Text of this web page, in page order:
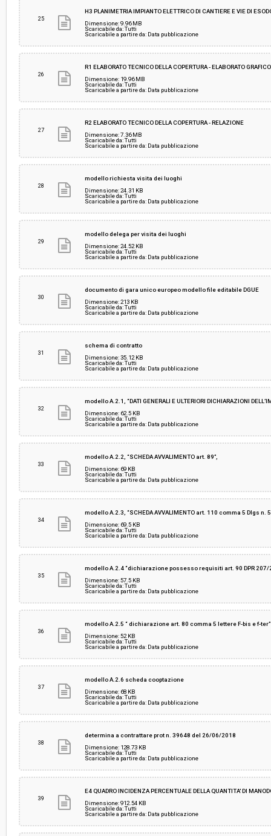
25
H3 PLANIMETRIA IMPIANTO ELETTRICO DI CANTIERE E VIE DI
Dimensione: 9.96 MB
Scaricabile da: Tutti
Scaricabile a partire da: Data pubblicazione
26
R1 ELABORATO TECNICO DELLA COPERTURA - ELABORATO GRAFICO
Dimensione: 19.96 MB
Scaricabile da: Tutti
Scaricabile a partire da: Data pubblicazione
27
R2 ELABORATO TECNICO DELLA COPERTURA - RELAZIONE
Dimensione: 7.36 MB
Scaricabile da: Tutti
Scaricabile a partire da: Data pubblicazione
28
modello richiesta visita dei luoghi
Dimensione: 24.31 KB
Scaricabile da: Tutti
Scaricabile a partire da: Data pubblicazione
29
modello delega per visita dei luoghi
Dimensione: 24.52 KB
Scaricabile da: Tutti
Scaricabile a partire da: Data pubblicazione
30
documento di gara unico europeo modello file editabile DGUE
Dimensione: 213 KB
Scaricabile da: Tutti
Scaricabile a partire da: Data pubblicazione
31
schema di contratto
Dimensione: 35.12 KB
Scaricabile da: Tutti
Scaricabile a partire da: Data pubblicazione
32
modello A.2.1, “DATI GENERALI E ULTERIORI DICHIARAZIONI
Dimensione: 62.5 KB
Scaricabile da: Tutti
Scaricabile a partire da: Data pubblicazione
33
modello A.2.2, “SCHEDA AVVALIMENTO art. 89”,
Dimensione: 69 KB
Scaricabile da: Tutti
Scaricabile a partire da: Data pubblicazione
34
modello A.2.3, “SCHEDA AVVALIMENTO art. 110 comma 5 Dlgs n.
Dimensione: 69.5 KB
Scaricabile da: Tutti
Scaricabile a partire da: Data pubblicazione
35
modello A.2.4 “dichiarazione possesso requisiti art. 90 DPR 207/
Dimensione: 57.5 KB
Scaricabile da: Tutti
Scaricabile a partire da: Data pubblicazione
36
modello A.2.5 “ dichiarazione art. 80 comma 5 lettere F-bis e f-
Dimensione: 52 KB
Scaricabile da: Tutti
Scaricabile a partire da: Data pubblicazione
37
modello A.2.6 scheda cooptazione
Dimensione: 68 KB
Scaricabile da: Tutti
Scaricabile a partire da: Data pubblicazione
38
determina a contrattare prot n. 39648 del 26/06/2018
Dimensione: 128.73 KB
Scaricabile da: Tutti
Scaricabile a partire da: Data pubblicazione
39
E4 QUADRO INCIDENZA PERCENTUALE DELLA QUANTITA' DI
Dimensione: 912.54 KB
Scaricabile da: Tutti
Scaricabile a partire da: Data pubblicazione